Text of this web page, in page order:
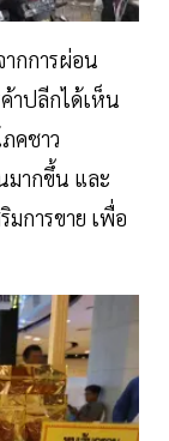
กการผ่อน
าปลีกได้เห็น
คชาว
มากขึ้น และ
มการขาย เพื่อ